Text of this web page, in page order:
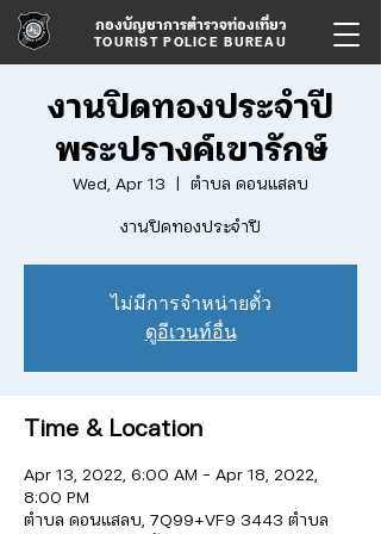
กองบัญชาการตำรวจท่องเที่ยว
TOURIST POLICE BUREAU
งานปิดทองประจำปี
พระปรางค์เขารักษ์
Wed, Apr 13 ตำบล ดอนแสลบ
ไม่มีการจำหน่ายตั๋ว
ดูอีเวนท์อื่น
Time & Location
Apr 13, 2022, 6:00 AM – Apr 18, 2022,
8:00 PM
ตำบล ดอนแสลบ, 7Q99+VF9 3443 ตำบล